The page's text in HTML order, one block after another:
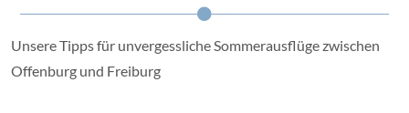
Unsere Tipps für unvergessliche Sommerausflüge zwischen
Offenburg und Freiburg